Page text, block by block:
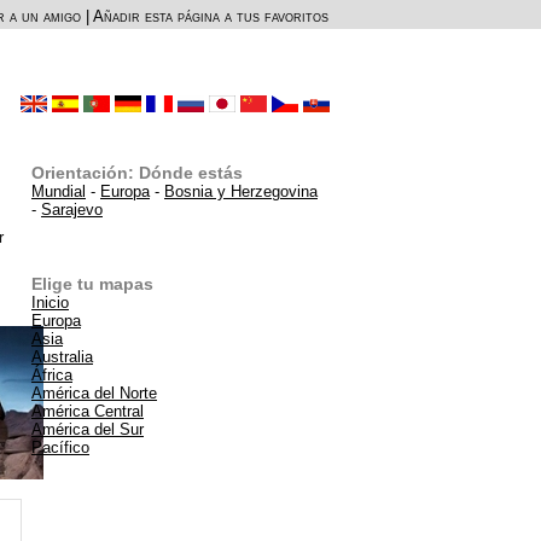
a un amigo Añadir esta página a tus favoritos
Orientación: Dónde estás
Mundial - Europa- Bosnia y Herzegovina
- Sarajevo
Elige tu mapas
Inicio
Europa
Asia
Australia
África
América del Norte
América Central
América del Sur
Pacífico